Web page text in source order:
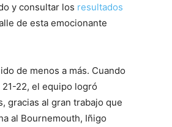
y consultar los resultados
de esta emocionante
de menos a más. Cuando
22, el equipo logró
gracias al gran trabajo que
al Bournemouth, Iñigo